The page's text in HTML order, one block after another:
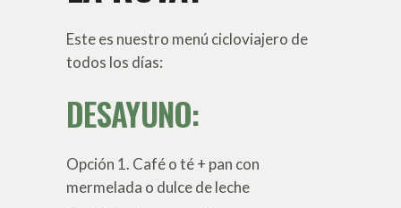
Este es nuestro menú cicloviajero de
todos los días:
DESAYUNO:
Opción 1. Café o té + pan con
mermelada o dulce de leche